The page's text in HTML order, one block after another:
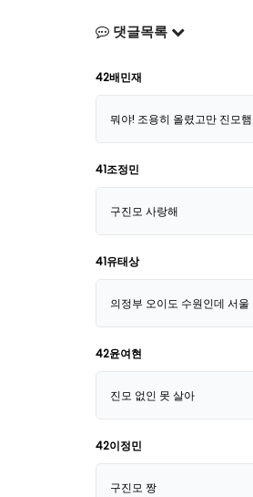
댓글목록
42배민재
뭐야! 조용히 올렸고만 진모
41조정민
구진모 사랑해
41유태상
의정부 오이도 수원인데 서
42윤여현
진모 없인 못 살아
42이정민
구진모 짱